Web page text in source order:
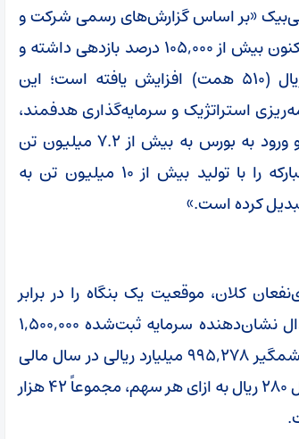
«بر اساس گزارش‌های رسمی شرکت و
تحلیل‌های بازار، سهام فولاد مبارکه از زمان عرضه اولیه تاکنون بیش از ۱۰۵,۰۰۰ درصد بازدهی داشته و
ارزش بازار سهام شرکت به میزان ۵,۱۰۰،۰۰۰ میلیارد ریال (۵۱۰ همت) افزایش یافته است؛ این
استراتژیک و سرمایه‌گذاری هدفمند،
ظرفیت تولید فولاد خام خود را از ۴.۲ میلیون تن در بدو ورود به بورس به بیش از ۷.۲ میلیون تن
رسانده و با سرمایه‌گذاری‌های انجام‌شده، گروه فولاد مبارکه را با تولید بیش از ۱۰ میلیون تن به
کرده است.»
کلان، موقعیت یک بنگاه را در برابر
ریسک‌های سیستماتیک کلان بیمه می‌کند. داده‌های کدال نشان‌دهنده سرمایه ثبت‌شده ۱,۵۰۰,۰۰۰
میلیارد ریالی (معادل ۱.۵ تریلیون سهم) و سود خالص چشمگیر ۹۹۵,۲۷۸ میلیارد ریالی در سال مالی
منتهی به ۲۹ اسفند ۱۴۰۳ است. با توزیع سود نقدی معادل ۲۸۰ ریال به ازای هر سهم، مجموعاً ۴۲ هزار